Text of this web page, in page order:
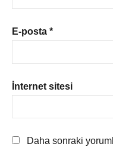
E-posta *
İnternet sitesi
Daha sonraki